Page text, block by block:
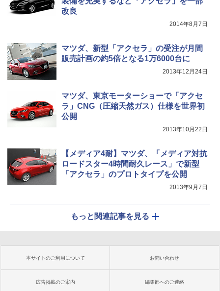
改良
2014年8月7日
マツダ、新型「アクセラ」の受注が月間
販売計画の約5倍となる1万6000台に
2013年12月24日
マツダ、東京モーターショーで「アクセ
ラ」CNG（圧縮天然ガス）仕様を世界初
公開
2013年10月22日
【メディア4耐】マツダ、「メディア対抗
ロードスター4時間耐久レース」で新型
「アクセラ」のプロトタイプを公開
2013年9月7日
もっと関連記事を見る
本サイトのご利用について お問い合わせ
広告掲載のご案内 編集部へのご連絡